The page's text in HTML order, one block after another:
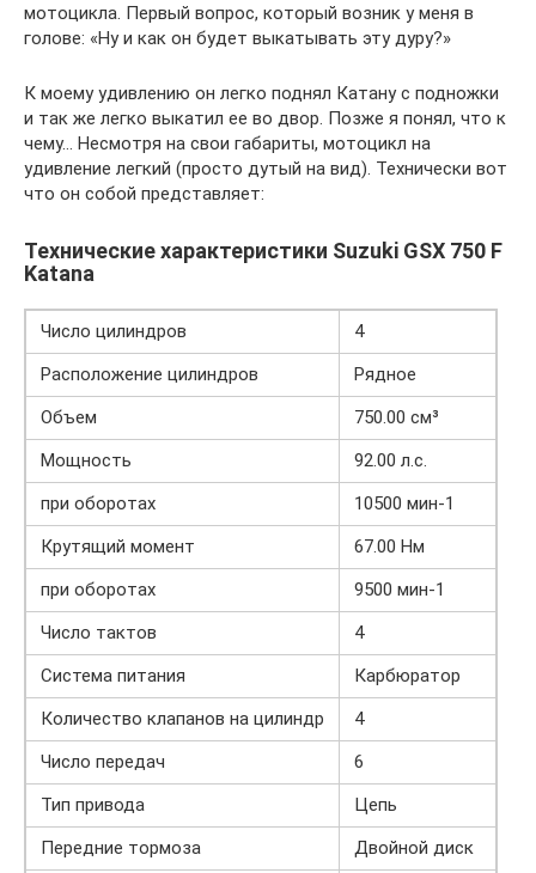
мотоцикла. Первый вопрос, который возник у меня в
голове: «Ну и как он будет выкатывать эту дуру?»
К моему удивлению он легко поднял Катану с подножки
и так же легко выкатил ее во двор. Позже я понял, что к
чему… Несмотря на свои габариты, мотоцикл на
удивление легкий (просто дутый на вид). Технически вот
что он собой представляет:
Технические характеристики Suzuki GSX 750 F
Katana
Число цилиндров
4
Расположение цилиндров
Рядное
Объем
750.00 см³
Мощность
92.00 л.с.
при оборотах
10500 мин-1
Крутящий момент
67.00 Нм
при оборотах
9500 мин-1
Число тактов
4
Система питания
Карбюратор
Количество клапанов на цилиндр
4
Число передач
6
Тип привода
Цепь
Передние тормоза
Двойной диск